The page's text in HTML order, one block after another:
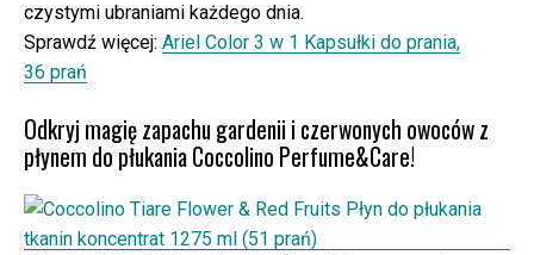
czystymi ubraniami każdego dnia.
Sprawdź więcej: Ariel Color 3 w 1 Kapsułki do prania,
36 prań
Odkryj magię zapachu gardenii i czerwonych owoców z
płynem do płukania Coccolino Perfume&Care!